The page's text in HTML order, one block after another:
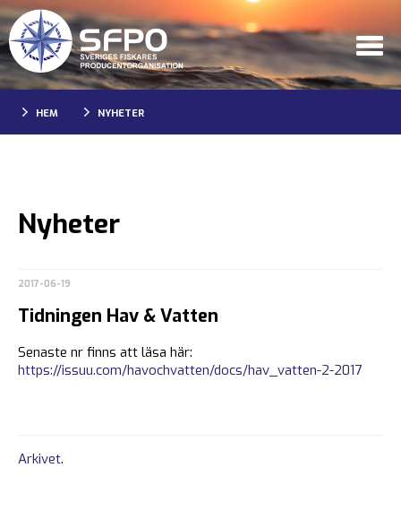
HEM NYHETER
Nyheter
2017-06-19
Tidningen Hav & Vatten
Senaste nr finns att läsa här:
https://issuu.com/havochvatten/docs/hav_vatten-2-2017
Arkivet.